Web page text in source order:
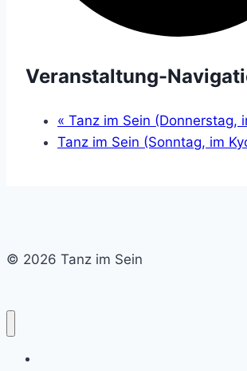
Veranstaltung-
« Tanz im Sein (Donnerstag,
Tanz im Sein (Sonntag, im
© 2026 Tanz im Sein